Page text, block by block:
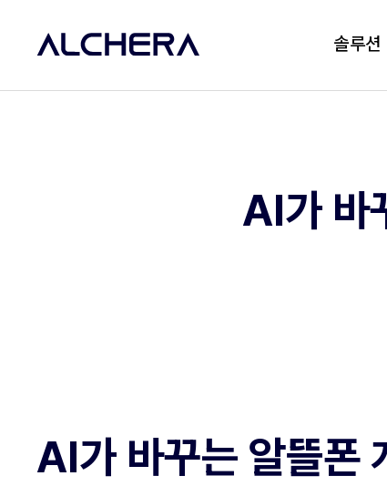
솔루션
AI가 바
AI가 바꾸는 알뜰폰